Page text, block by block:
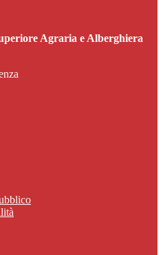
Agraria e Alberghiera